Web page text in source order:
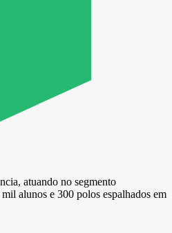
atuando no segmento
alunos e 300 polos espalhados em